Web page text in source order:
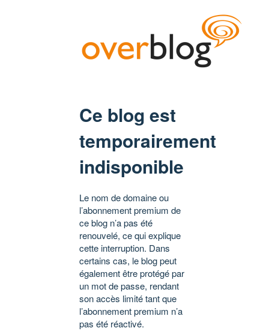
Ce blog est
temporairement
indisponible
Le nom de domaine ou
l’abonnement premium de
ce blog n’a pas été
renouvelé, ce qui explique
cette interruption. Dans
certains cas, le blog peut
également être protégé par
un mot de passe, rendant
son accès limité tant que
l’abonnement premium n’a
pas été réactivé.